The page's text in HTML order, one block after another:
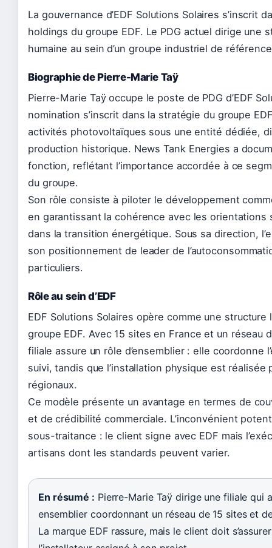
La gouvernance d’EDF Solutions Solaires s’inscrit
holdings du groupe EDF. Le PDG actuel dirige une
humaine au sein d’un groupe industriel de
Biographie de Pierre-Marie Taÿ
Pierre-Marie Taÿ occupe le poste de PDG d’EDF
nomination s’inscrit dans la stratégie du groupe
activités photovoltaïques sous une entité dédiée,
production historique. News Tank Energies a
fonction, reflétant l’importance accordée à ce
du groupe.
Son rôle consiste à piloter le développement
en garantissant la cohérence avec les orientations
dans la transition énergétique. Sous sa direction,
son positionnement de leader de
particuliers.
Rôle au sein d’EDF
EDF Solutions Solaires opère comme une structure
groupe EDF. Avec 15 sites en France et un réseau
filiale assure un rôle d’ensemblier : elle coordonne
suivi, tandis que l’installation physique est réalisée
régionaux.
Ce modèle présente un avantage en termes de
et de crédibilité commerciale. L’inconvénient
sous-traitance : le client signe avec EDF mais
artisans dont les standards peuvent varier.
En résumé : Pierre-Marie Taÿ dirige une filiale qui
ensemblier coordonnant un réseau de 15 sites et
La marque EDF rassure, mais le client doit